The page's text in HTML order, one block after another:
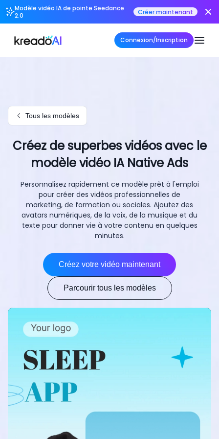
Modèle vidéo IA de pointe Seedance
2.0
Créer maintenant
Connexion/Inscription
Tous les modèles
Créez de superbes vidéos avec le
modèle vidéo IA Native Ads
Personnalisez rapidement ce modèle prêt à l'emploi
pour créer des vidéos professionnelles de
marketing, de formation ou sociales. Ajoutez des
avatars numériques, de la voix, de la musique et du
texte pour donner vie à votre contenu en quelques
minutes.
Créez votre vidéo maintenant
Parcourir tous les modèles